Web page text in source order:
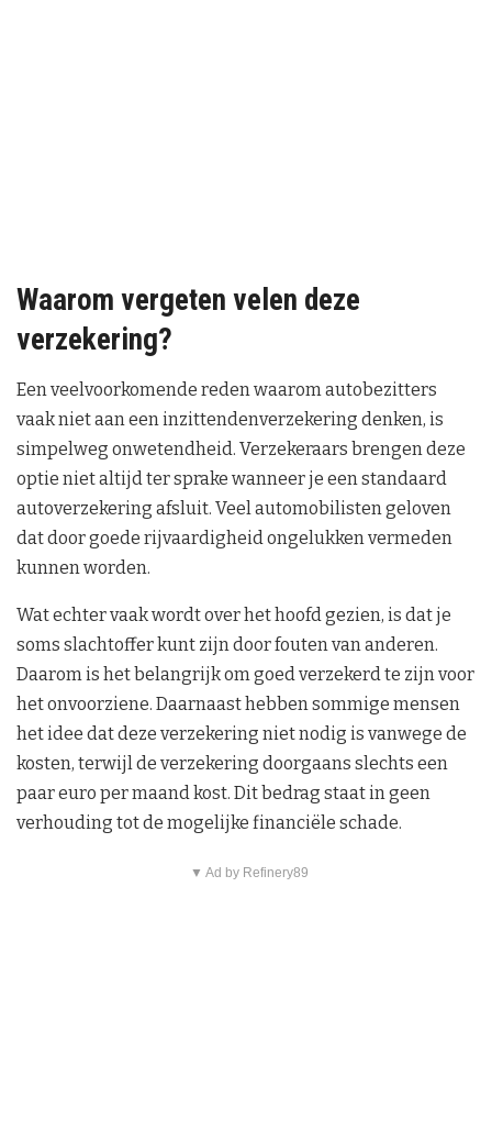
Waarom vergeten velen deze
verzekering?
Een veelvoorkomende reden waarom autobezitters
vaak niet aan een inzittendenverzekering denken, is
simpelweg onwetendheid. Verzekeraars brengen deze
optie niet altijd ter sprake wanneer je een standaard
autoverzekering afsluit. Veel automobilisten geloven
dat door goede rijvaardigheid ongelukken vermeden
kunnen worden.
Wat echter vaak wordt over het hoofd gezien, is dat je
soms slachtoffer kunt zijn door fouten van anderen.
Daarom is het belangrijk om goed verzekerd te zijn voor
het onvoorziene. Daarnaast hebben sommige mensen
het idee dat deze verzekering niet nodig is vanwege de
kosten, terwijl de verzekering doorgaans slechts een
paar euro per maand kost. Dit bedrag staat in geen
verhouding tot de mogelijke financiële schade.
▼ Ad by Refinery89